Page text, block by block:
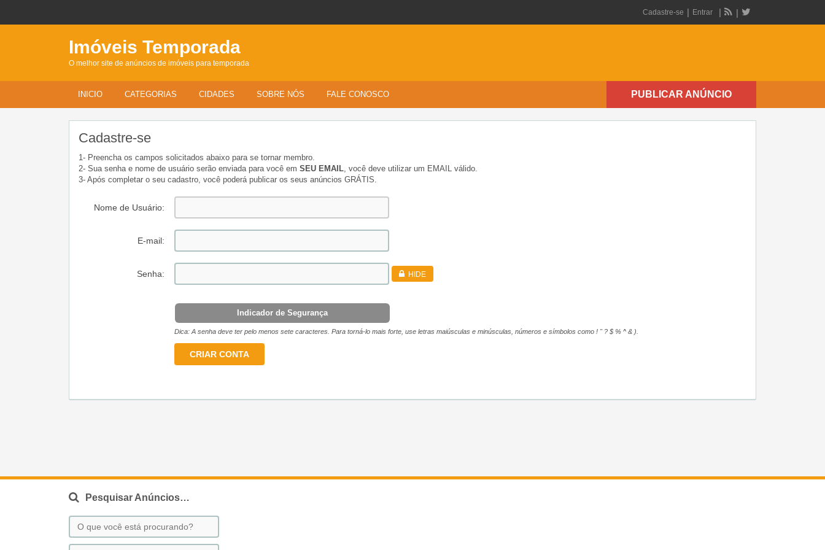
Cadastre-se Entrar
Imóveis Temporada
O melhor site de anúncios de imóveis para temporada
INICIO CATEGORIAS CIDADES SOBRE NÓS FALE CONOSCO PUBLICAR ANÚNCIO
Cadastre-se
1- Preencha os campos solicitados abaixo para se tornar membro.
2- Sua senha e nome de usuário serão enviada para você em SEU EMAIL, você deve utilizar um EMAIL válido.
3- Após completar o seu cadastro, você poderá publicar os seus anúncios GRÁTIS.
Nome de Usuário:
E-mail:
Senha: HIDE
Indicador de Segurança
Dica: A senha deve ter pelo menos sete caracteres. Para torná-lo mais forte, use letras maiúsculas e minúsculas, números e símbolos como ! " ? $ % ^ & ).
Pesquisar Anúncios…